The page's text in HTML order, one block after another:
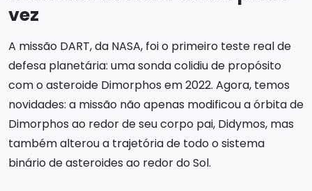
vez
A missão DART, da NASA, foi o primeiro teste real de
defesa planetária: uma sonda colidiu de propósito
com o asteroide Dimorphos em 2022. Agora, temos
novidades: a missão não apenas modificou a órbita de
Dimorphos ao redor de seu corpo pai, Didymos, mas
também alterou a trajetória de todo o sistema
binário de asteroides ao redor do Sol.